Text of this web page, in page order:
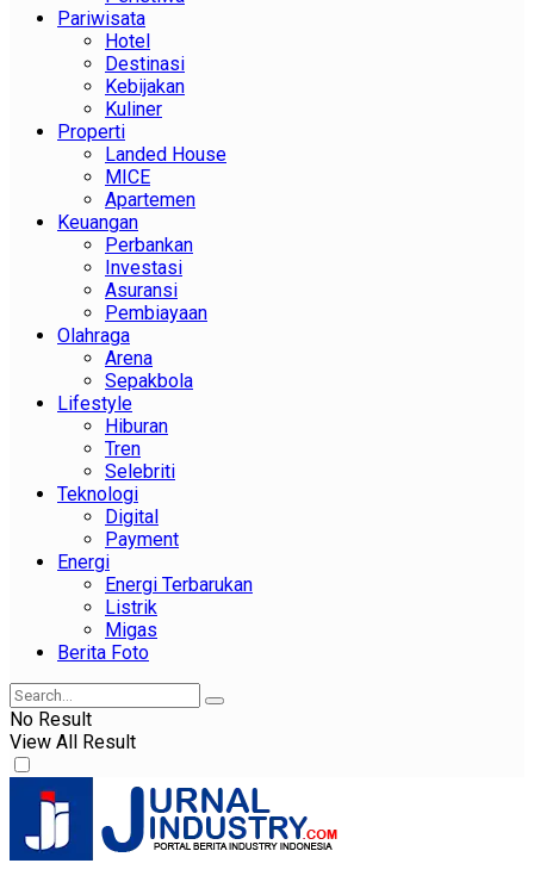
Pariwisata
Hotel
Destinasi
Kebijakan
Kuliner
Properti
Landed House
MICE
Apartemen
Keuangan
Perbankan
Investasi
Asuransi
Pembiayaan
Olahraga
Arena
Sepakbola
Lifestyle
Hiburan
Tren
Selebriti
Teknologi
Digital
Payment
Energi
Energi Terbarukan
Listrik
Migas
Berita Foto
No Result
View All Result